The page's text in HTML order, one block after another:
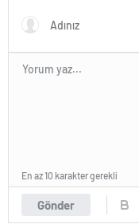
Gönder
En az 10 karakter gerekli